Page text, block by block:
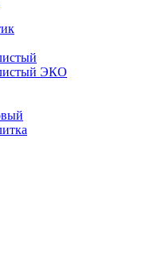
ЭКО